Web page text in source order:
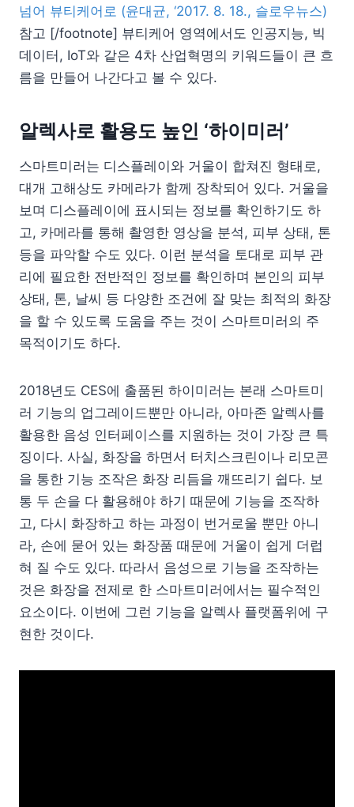
넘어 뷰티케어로 (윤대균, ‘2017. 8. 18., 슬로우뉴스)
참고 [/footnote] 뷰티케어 영역에서도 인공지능, 빅
데이터, IoT와 같은 4차 산업혁명의 키워드들이 큰 흐
름을 만들어 나간다고 볼 수 있다.
알렉사로 활용도 높인 ‘하이미러’
스마트미러는 디스플레이와 거울이 합쳐진 형태로,
대개 고해상도 카메라가 함께 장착되어 있다. 거울을
보며 디스플레이에 표시되는 정보를 확인하기도 하
고, 카메라를 통해 촬영한 영상을 분석, 피부 상태, 톤
등을 파악할 수도 있다. 이런 분석을 토대로 피부 관
리에 필요한 전반적인 정보를 확인하며 본인의 피부
상태, 톤, 날씨 등 다양한 조건에 잘 맞는 최적의 화장
을 할 수 있도록 도움을 주는 것이 스마트미러의 주
목적이기도 하다.
2018년도 CES에 출품된 하이미러는 본래 스마트미
러 기능의 업그레이드뿐만 아니라, 아마존 알렉사를
활용한 음성 인터페이스를 지원하는 것이 가장 큰 특
징이다. 사실, 화장을 하면서 터치스크린이나 리모콘
을 통한 기능 조작은 화장 리듬을 깨뜨리기 쉽다. 보
통 두 손을 다 활용해야 하기 때문에 기능을 조작하
고, 다시 화장하고 하는 과정이 번거로울 뿐만 아니
라, 손에 묻어 있는 화장품 때문에 거울이 쉽게 더럽
혀 질 수도 있다. 따라서 음성으로 기능을 조작하는
것은 화장을 전제로 한 스마트미러에서는 필수적인
요소이다. 이번에 그런 기능을 알렉사 플랫폼위에 구
현한 것이다.